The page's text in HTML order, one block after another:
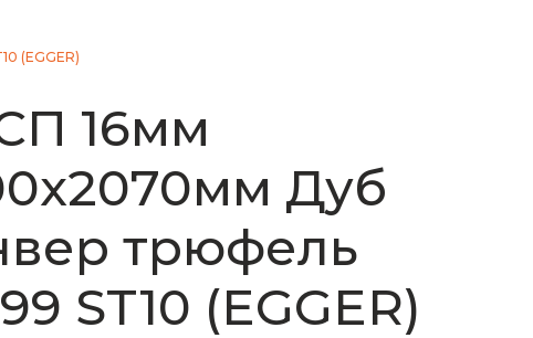
(EGGER)
16мм
Дуб
трюфель
ST10 (EGGER)